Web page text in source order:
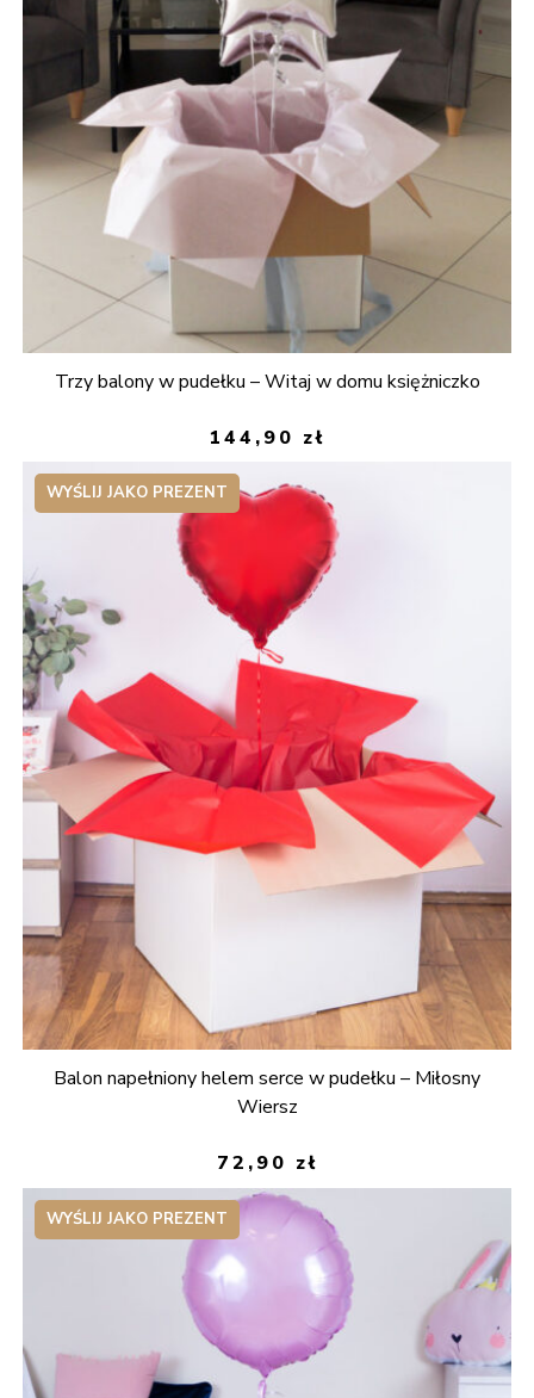
Trzy balony w pudełku – Witaj w domu księżniczko
144,90 zł
WYŚLIJ JAKO PREZENT
Balon napełniony helem serce w pudełku – Miłosny
Wiersz
72,90 zł
WYŚLIJ JAKO PREZENT